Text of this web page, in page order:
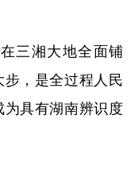
三湘大地全面铺
，是全过程人民
具有湖南辨识度